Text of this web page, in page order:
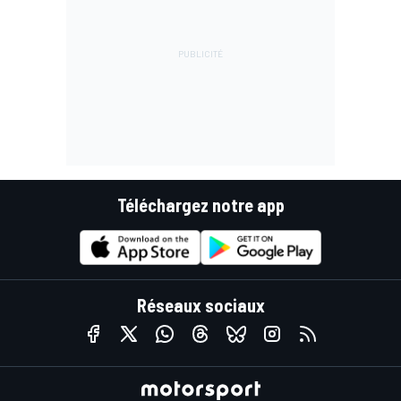
Téléchargez notre app
Réseaux sociaux